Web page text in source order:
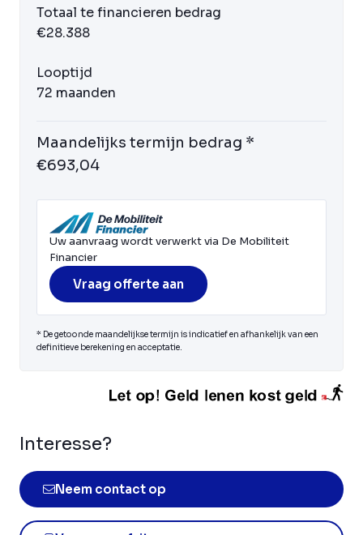
Totaal te financieren bedrag
€28.388
Looptijd
72 maanden
Maandelijks termijn bedrag *
€693,04
Uw aanvraag wordt verwerkt via De Mobiliteit
Financier
Vraag offerte aan
* De getoonde maandelijkse termijn is indicatief en afhankelijk van een
definitieve berekening en acceptatie.
Interesse?
Neem contact op